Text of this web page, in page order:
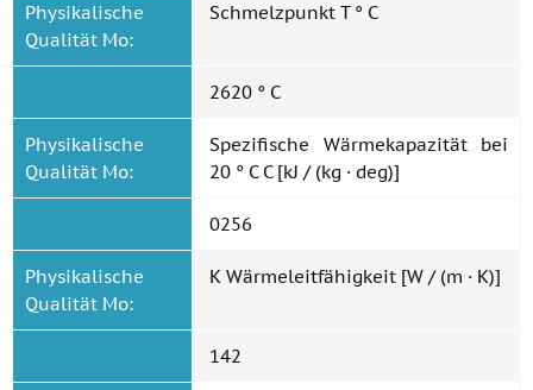
Physikalische
Qualität Mo:
Schmelzpunkt T ° C
2620 ° C
Physikalische
Qualität Mo:
Spezifische Wärmekapazität bei
20 ° C C [kJ / (kg · deg)]
0256
Physikalische
Qualität Mo:
K Wärmeleitfähigkeit [W / (m · K)]
142